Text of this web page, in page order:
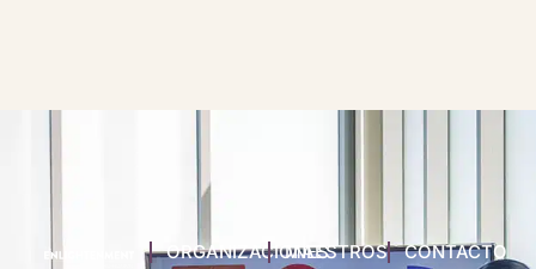
ORGANIZACIONESMAESTROS CONTACTO